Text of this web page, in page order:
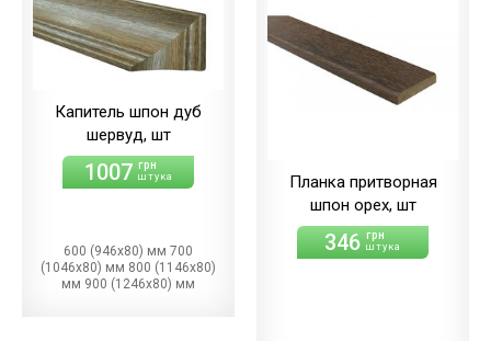
Капитель шпон дуб
шервуд, шт
1007 грн
штука
600 (946х80) мм 700
(1046х80) мм 800 (1146х80)
мм 900 (1246х80) мм
Планка притворная
шпон орех, шт
346 грн
штука